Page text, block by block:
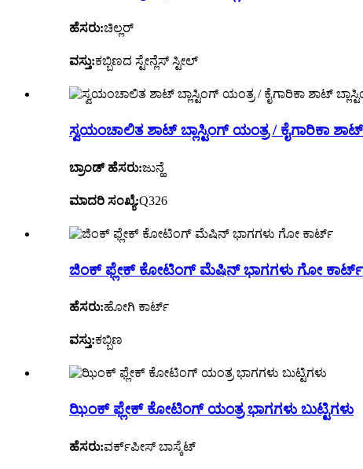
ಹೆಸರು:ಚಿಲ್ಲರ್
ವಸ್ತು:ಕಬ್ಬಿಣದ ಸ್ಟೇನ್ಲೆಸ್ ಸ್ಟೀಲ್
ಸ್ವಯಂಚಾಲಿತ ಶಾಟ್ ಬ್ಲಾಸ್ಟಿಂಗ್ ಯಂತ್ರ / ಕೈಗಾರಿಕಾ
ಬ್ರಾಂಡ್ ಹೆಸರು:ಜುನ್ಹೆ
ಮಾದರಿ ಸಂಖ್ಯೆ:Q326
ಜಿಂಕ್ ಫ್ಲೇಕ್ ಕೋಟಿಂಗ್ ಮೆಷಿನ್ ಭಾಗಗಳು ಗೋ ಕಾರ್ಟ್
ಹೆಸರು:ಹೋಗಿ ಕಾರ್ಟ್
ವಸ್ತು:ಕಬ್ಬಿಣ
ಝಿಂಕ್ ಫ್ಲೇಕ್ ಕೋಟಿಂಗ್ ಯಂತ್ರ ಭಾಗಗಳು ಬುಟ್ಟಿಗಳು
ಹೆಸರು:ವರ್ಕ್‌ಪೀಸ್ ಬಾಸ್ಕೆಟ್